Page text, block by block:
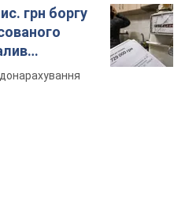
грн боргу